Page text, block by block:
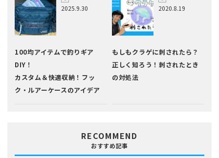
2025.9.30
100均アイテムで釣りギア
DIY！
カスタム＆快適収納！フッ
ク・ルアーケースのアイデア
2020.8.19
もしもクラゲに刺されたら？
正しく知ろう！刺されたとき
の対処法
RECOMMEND
おすすめ記事